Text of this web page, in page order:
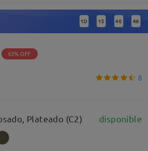
1 D : 15 : 40 : 45
63% OFF
8
Plateado (C2) disponible